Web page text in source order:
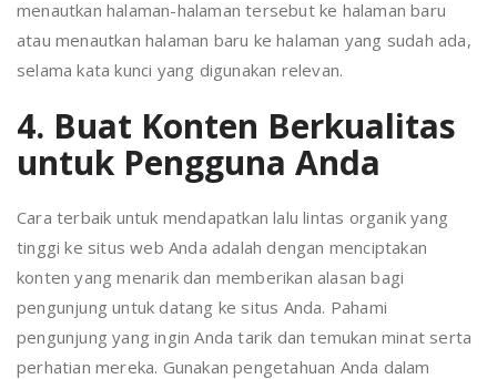
menautkan halaman-halaman tersebut ke halaman baru
atau menautkan halaman baru ke halaman yang sudah ada,
selama kata kunci yang digunakan relevan.
4. Buat Konten Berkualitas
untuk Pengguna Anda
Cara terbaik untuk mendapatkan lalu lintas organik yang
tinggi ke situs web Anda adalah dengan menciptakan
konten yang menarik dan memberikan alasan bagi
pengunjung untuk datang ke situs Anda. Pahami
pengunjung yang ingin Anda tarik dan temukan minat serta
perhatian mereka. Gunakan pengetahuan Anda dalam